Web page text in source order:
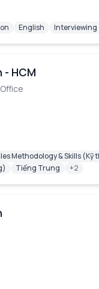
English Interviewing
- HCM
Methodology & Skills
Tiếng Trung +2